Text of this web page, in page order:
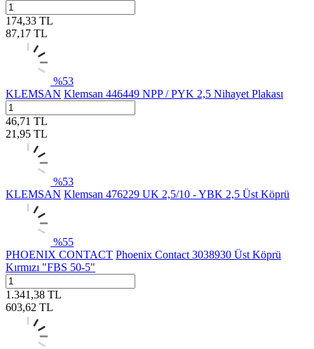
174,33 TL
87,17 TL
%53
KLEMSAN Klemsan 446449 NPP / PYK 2,5 Nihayet Plakası
46,71 TL
21,95 TL
%53
KLEMSAN Klemsan 476229 UK 2,5/10 - YBK 2,5 Üst Köprü
%55
PHOENIX CONTACT Phoenix Contact 3038930 Üst Köprü
Kırmızı "FBS 50-5"
1.341,38 TL
603,62 TL